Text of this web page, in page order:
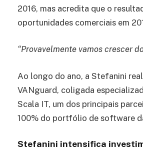
2016, mas acredita que o
oportunidades comerciais em
“Provavelmente vamos crescer
Ao longo do ano, a Stefanini
VANguard, coligada
Scala IT, um dos principais
100% do portfólio de software
Stefanini intensifica